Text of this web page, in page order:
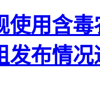
使用含
发布情况